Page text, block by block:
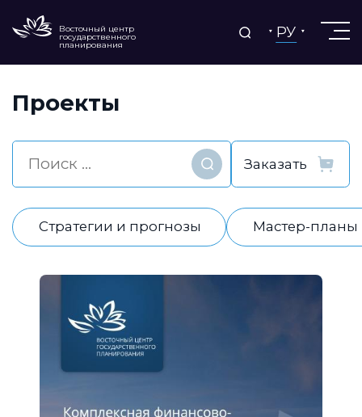
Восточный центр
государственного
планирования
РУ
Проекты
Найти
Стратегии и прогнозы Мастер-планы